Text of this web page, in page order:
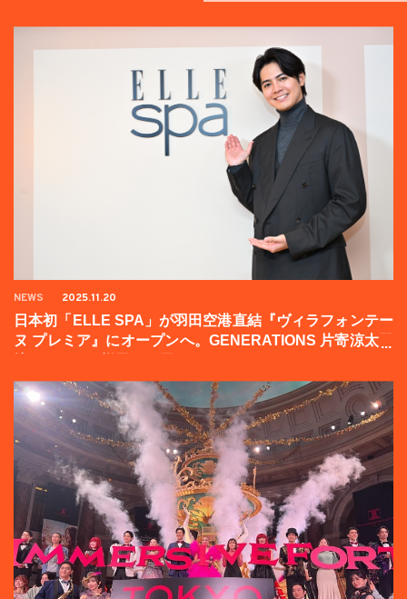
NEWS 2025.11.20
日本初「ELLE SPA」が羽田空港直結『ヴィラフォンテー
ヌ プレミア』にオープンへ。GENERATIONS 片寄涼太登